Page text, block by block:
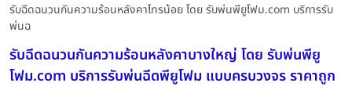
รับฉีดฉนวนกันความร้อนหลังคาไทรน้อย โดย รับพ่นพียูโฟม.com บริการรับ
พ่นฉ
รับฉีดฉนวนกันความร้อนหลังคาบางใหญ่ โดย รับพ่นพียู
โฟม.com บริการรับพ่นฉีดพียูโฟม แบบครบวงจร ราคาถูก